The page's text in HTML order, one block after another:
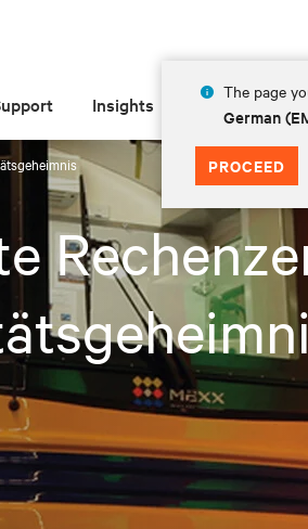
The page
German
PROCEED
Insights Über Vertiv